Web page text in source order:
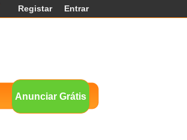
Entrar
Registar
Anunciar Grátis